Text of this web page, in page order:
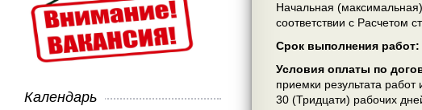
Календарь
Начальная
соответствии с Расчетом
Срок выполнения работ:
Условия оплаты по
приемки результата
30 (Тридцати) рабочих